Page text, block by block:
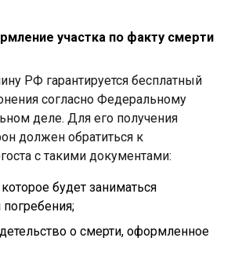
участка по факту смерти
РФ гарантируется бесплатный
согласно Федеральному
деле. Для его получения
должен обратиться к
с такими документами:
будет заниматься
о смерти, оформленное